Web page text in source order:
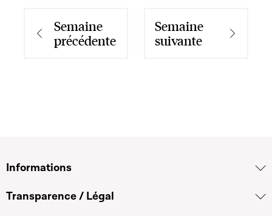
Semaine
précédente
Semaine précédente
Semaine
suivanteSemaine
Informations
Transparence / Légal